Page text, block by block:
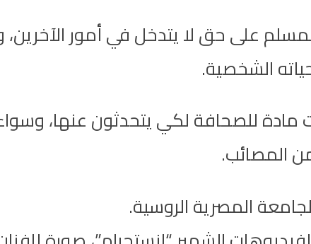
على حق لا يتدخل في أمور الآخرين،
الشخصية.
للصحافة لكي يتحدثون عنها،
المصائب.
المصرية الروسية.